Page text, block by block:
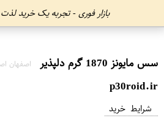
بازار فوری - تجربه یک خرید
سس مایونز 1870 گرم دلپذیر اصفهان
p30roid.ir
شرایط خرید